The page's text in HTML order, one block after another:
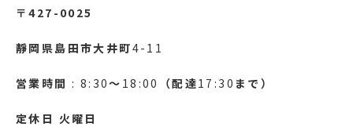
〒427-0025
靜岡県島田市大井町4-11
営業時間 : 8:30～ 18:00 （配達17:30 まで）
定休日 火曜日